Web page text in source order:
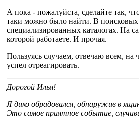
А пока - пожалуйста, сделайте так,
таки можно было найти. В поисковых
специализированных каталогах. На
которой работаете. И прочая.
Пользуясь случаем, отвечаю всем, на
успел отреагировать.
Дорогой Илья!
Я дико обрадовался, обнаружив в
Это самое приятное событие,